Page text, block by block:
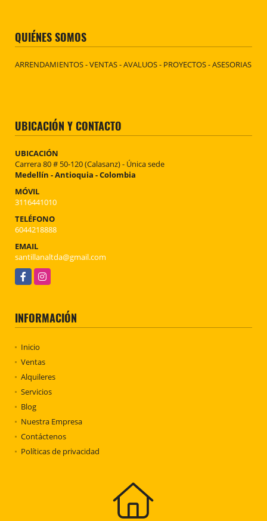
QUIÉNES SOMOS
ARRENDAMIENTOS - VENTAS - AVALUOS - PROYECTOS - ASESORIAS
UBICACIÓN Y CONTACTO
UBICACIÓN
Carrera 80 # 50-120 (Calasanz) - Única sede
Medellín - Antioquia - Colombia
MÓVIL
3116441010
TELÉFONO
6044218888
EMAIL
santillanaltda@gmail.com
FacebookInstagram
INFORMACIÓN
Inicio
Ventas
Alquileres
Servicios
Blog
Nuestra Empresa
Contáctenos
Políticas de privacidad